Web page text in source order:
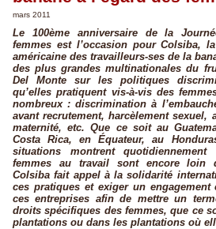
mars 2011
Le 100ème anniversaire de la
femmes est l’occasion pour Colsiba,
américaine des travailleurs-ses de la
des plus grandes multinationales du
Del Monte sur les politiques
qu’elles pratiquent vis-à-vis des
nombreux : discrimination à
avant recrutement, harcèlement sexuel,
maternité, etc. Que ce soit au
Costa Rica, en Équateur, au
situations montrent
femmes au travail sont encore loin
Colsiba fait appel à la solidarité
ces pratiques et exiger un
ces entreprises afin de mettre un
droits spécifiques des femmes, que ce
plantations ou dans les plantations où